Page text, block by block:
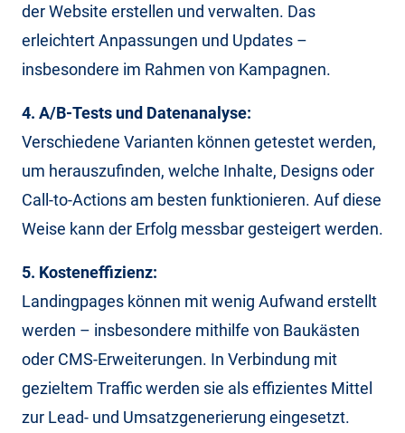
der Website erstellen und verwalten. Das
erleichtert Anpassungen und Updates –
insbesondere im Rahmen von Kampagnen.
4. A/B-Tests und Datenanalyse:
Verschiedene Varianten können getestet werden,
um herauszufinden, welche Inhalte, Designs oder
Call-to-Actions am besten funktionieren. Auf diese
Weise kann der Erfolg messbar gesteigert werden.
5. Kosteneffizienz:
Landingpages können mit wenig Aufwand erstellt
werden – insbesondere mithilfe von Baukästen
oder CMS-Erweiterungen. In Verbindung mit
gezieltem Traffic werden sie als effizientes Mittel
zur Lead- und Umsatzgenerierung eingesetzt.